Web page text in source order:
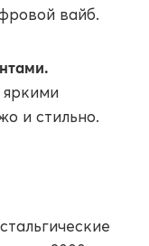
вайб.
и стильно.